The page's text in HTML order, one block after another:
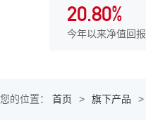
20.80%
今年以来净值回报
您的位置： 首页 > 旗下产品 >